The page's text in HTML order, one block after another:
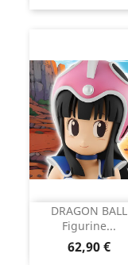
DRAGON BALL
Figurine...
Prix
62,90 €